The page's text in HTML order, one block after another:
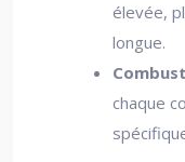
élevée,
longue.
chaque